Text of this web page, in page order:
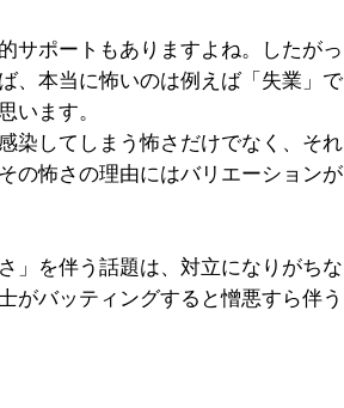
サポートもありますよね。したがっ
、本当に怖いのは例えば「失業」で
います。
染してしまう怖さだけでなく、それ
の怖さの理由にはバリエーションが
」を伴う話題は、対立になりがちな
がバッティングすると憎悪すら伴う